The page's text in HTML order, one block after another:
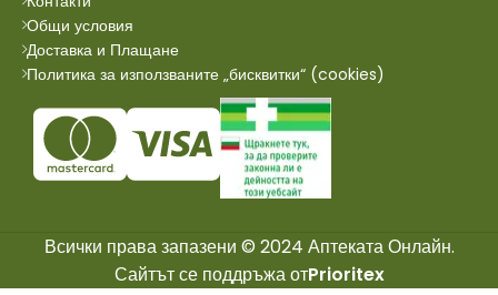
Общи условия
Доставка и Плащане
Политика за използваните „бисквитки“ (cookies)
Всички права запазени © 2024 Аптеката Онлайн.
Сайтът се поддръжа отPrioritex